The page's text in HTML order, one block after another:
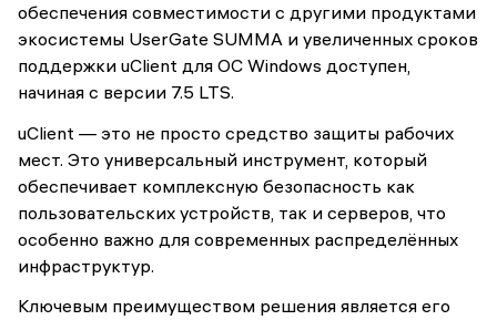
обеспечения совместимости с другими продуктами
экосистемы UserGate SUMMA и увеличенных сроков
поддержки uClient для ОС Windows доступен,
начиная с версии 7.5 LTS.
uClient — это не просто средство защиты рабочих
мест. Это универсальный инструмент, который
обеспечивает комплексную безопасность как
пользовательских устройств, так и серверов, что
особенно важно для современных распределённых
инфраструктур.
Ключевым преимуществом решения является его